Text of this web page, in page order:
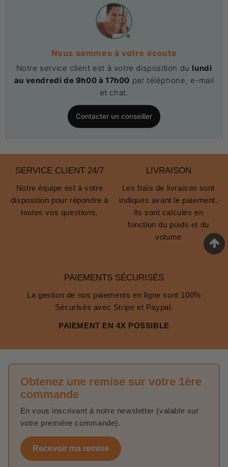
Nous sommes à votre écoute
Notre service client est à votre disposition du lundi
au vendredi de 9h00 à 17h00 par téléphone, e-mail
et chat.
Contacter un conseiller
SERVICE CLIENT 24/7
Notre équipe est à votre
disposition pour répondre à
toutes vos questions.
LIVRAISON
Les frais de livraison sont
indiqués avant le paiement.
Ils sont calculés en
fonction du poids et du
volume
PAIEMENTS SÉCURISÉS
La gestion de nos paiements en ligne sont 100%
Sécurisés avec Stripe et Paypal.
PAIEMENT EN 4X POSSIBLE
Obtenez une remise sur votre 1ère
commande
En vous inscrivant à notre newsletter (valable sur
votre première commande).
Recevoir ma remise